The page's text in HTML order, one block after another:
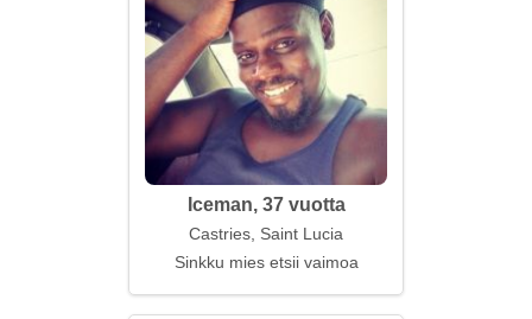
Iceman, 37 vuotta
Castries, Saint Lucia
Sinkku mies etsii vaimoa